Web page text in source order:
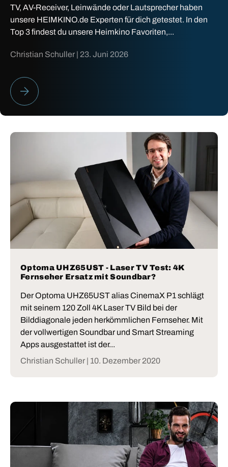
TV, AV-Receiver, Leinwände oder Lautsprecher haben
unsere HEIMKINO.de Experten für dich getestet. In den
Top 3 findest du unsere Heimkino Favoriten,...
Christian Schuller | 23. Juni 2026
HEIMKINO BESTENLISTE 2026
Optoma UHZ65UST - Laser TV Test: 4K
Fernseher Ersatz mit Soundbar?
Der Optoma UHZ65UST alias CinemaX P1 schlägt
mit seinem 120 Zoll 4K Laser TV Bild bei der
Bilddiagonale jeden herkömmlichen Fernseher. Mit
der vollwertigen Soundbar und Smart Streaming
Apps ausgestattet ist der...
Christian Schuller | 10. Dezember 2020